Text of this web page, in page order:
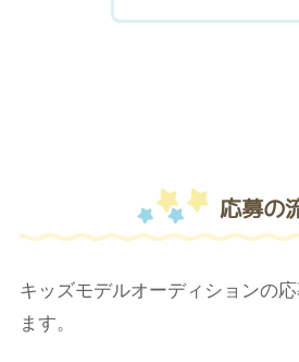
応募の
キッズモデルオーディションの
ます。